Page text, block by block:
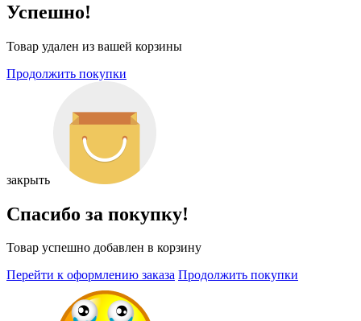
Успешно!
Товар удален из вашей корзины
Продолжить покупки
закрыть
Спасибо за покупку!
Товар успешно добавлен в корзину
Перейти к оформлению заказа Продолжить покупки